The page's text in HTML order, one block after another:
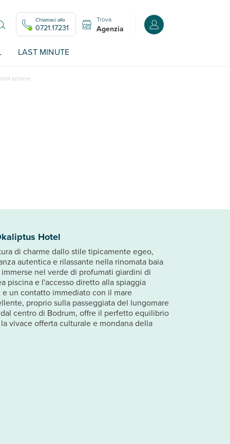
Chiamaci allo
0721.17231
Trova
Agenzia Accedi o registrati
LAST MINUTE
Hotel
di charme dallo stile tipicamente egeo,
autentica e rilassante nella rinomata baia
nel verde di profumati giardini di
piscina e l'accesso diretto alla spiaggia
un contatto immediato con il mare
proprio sulla passeggiata del lungomare
centro di Bodrum, offre il perfetto equilibrio
vivace offerta culturale e mondana della